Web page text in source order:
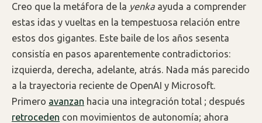
Creo que la metáfora de la yenka ayuda a comprender
estas idas y vueltas en la tempestuosa relación entre
estos dos gigantes. Este baile de los años sesenta
consistía en pasos aparentemente contradictorios:
izquierda, derecha, adelante, atrás. Nada más parecido
a la trayectoria reciente de OpenAI y Microsoft.
Primero avanzan hacia una integración total ; después
retroceden con movimientos de autonomía; ahora